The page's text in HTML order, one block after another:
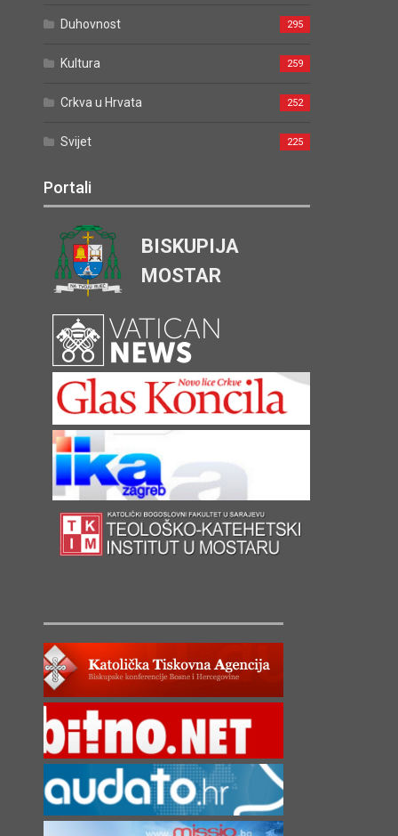
Duhovnost 295
Kultura 259
Crkva u Hrvata 252
Svijet 225
Portali
BISKUPIJA
MOSTAR